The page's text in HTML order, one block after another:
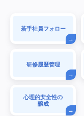
若手社員フォロー
研修履歴管理
心理的安全性の
醸成